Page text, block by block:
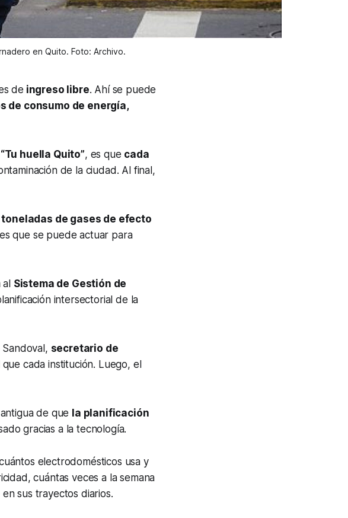
en Quito. Foto: Archivo.
de ingreso libre. Ahí se puede
de consumo de energía,
“Tu huella Quito”, es que cada
de la ciudad. Al final,
de gases de efecto
que se puede actuar para
Sistema de Gestión de
intersectorial de la
secretario de
que cada institución. Luego, el
de que la planificación
gracias a la tecnología.
electrodomésticos usa y
cuántas veces a la semana
sus trayectos diarios.